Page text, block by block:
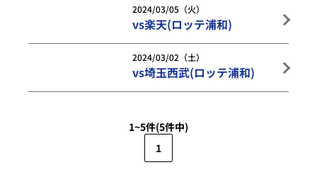
2024/03/05（火）
vs楽天(ロッテ浦和)
2024/03/02（土）
vs埼玉西武(ロッテ浦和)
1~5件(5件中)
1